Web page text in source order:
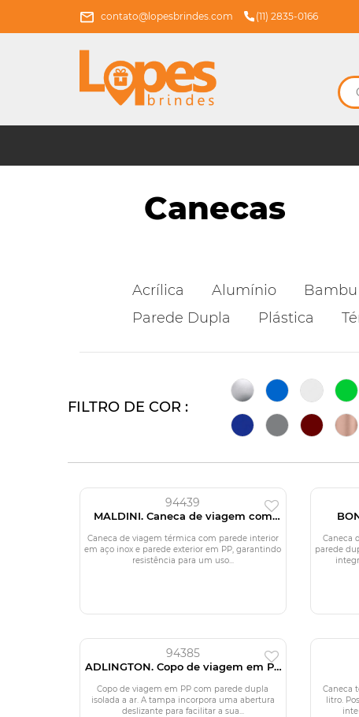
contato@lopesbrindes.com (11) 2835-0166
Canecas
Acrílica Alumínio Bambu
Parede Dupla
Plástica
FILTRO DE COR :
94439
MALDINI. Caneca de viagem com
parede interior em aço inox e
acabamento mate 400 mL
Caneca de viagem térmica com parede interior
em aço inox e parede exterior em PP, garantindo
resistência para um uso...
Caneca
parede
94385
ADLINGTON. Copo de viagem em PP
com parede dupla isolada a ar
Copo de viagem em PP com parede dupla
isolada a ar. A tampa incorpora uma abertura
deslizante para facilitar a sua...
Caneca
litro.